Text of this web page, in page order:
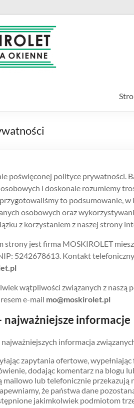
poświęconej polityce prywatności.
i doskonale rozumiemy
to podsumowanie,
osobowych oraz
z korzystaniem z naszej strony
jest firma MOSKIROLET
5242678613. Kontakt
wątpliwości związanych z naszą
e-mail mo@moskirolet.pl
najważniejsze informacje
informacja
zapytania ofertowe,
dodając komentarz na blogu
mailowo lub telefonicznie przekazują
że państwa dane
jakimkolwiek podmiotom